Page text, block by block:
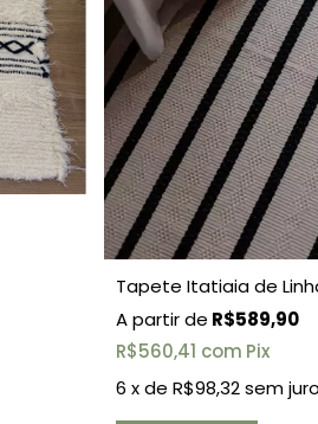
Tapete Itatiaia de
R$589,90
R$560,41 com Pix
6 x de R$98,32 sem